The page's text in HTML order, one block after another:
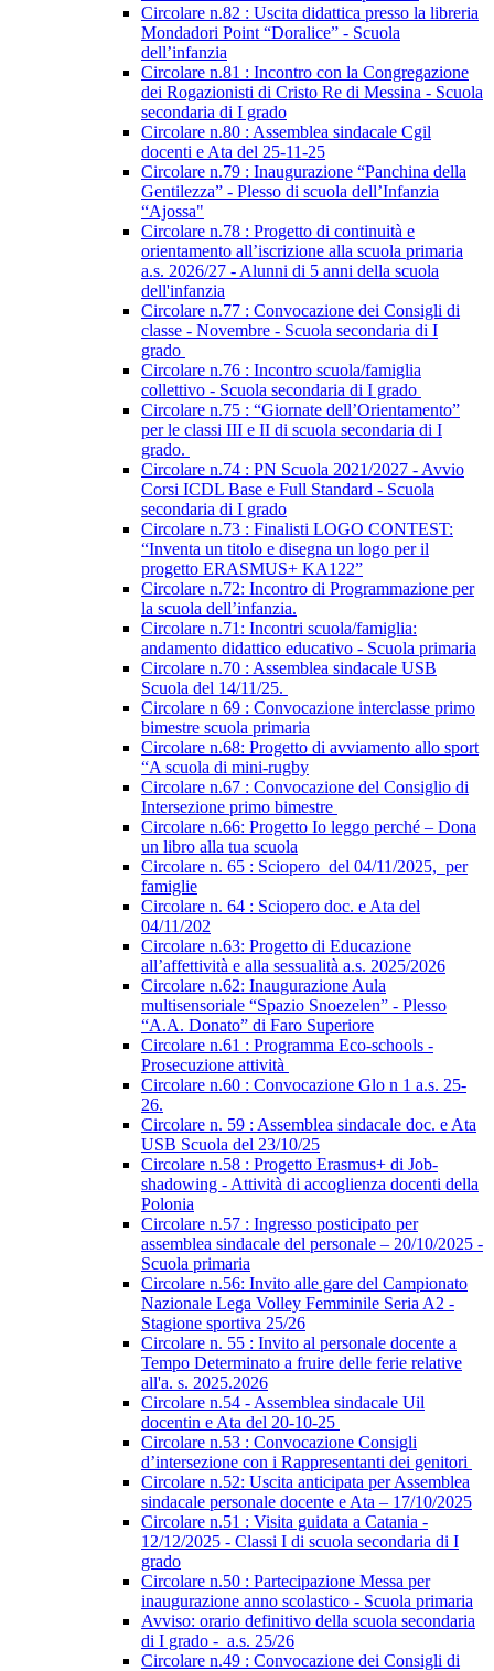
Circolare n.82 : Uscita didattica presso la libreria
Mondadori Point “Doralice” - Scuola
dell’infanzia
Circolare n.81 : Incontro con la Congregazione
dei Rogazionisti di Cristo Re di Messina - Scuola
secondaria di I grado
Circolare n.80 : Assemblea sindacale Cgil
docenti e Ata del 25-11-25
Circolare n.79 : Inaugurazione “Panchina della
Gentilezza” - Plesso di scuola dell’Infanzia
“Ajossa"
Circolare n.78 : Progetto di continuità e
orientamento all’iscrizione alla scuola primaria
a.s. 2026/27 - Alunni di 5 anni della scuola
dell'infanzia
Circolare n.77 : Convocazione dei Consigli di
classe - Novembre - Scuola secondaria di I
grado
Circolare n.76 : Incontro scuola/famiglia
collettivo - Scuola secondaria di I grado
Circolare n.75 : “Giornate dell’Orientamento”
per le classi III e II di scuola secondaria di I
grado.
Circolare n.74 : PN Scuola 2021/2027 - Avvio
Corsi ICDL Base e Full Standard - Scuola
secondaria di I grado
Circolare n.73 : Finalisti LOGO CONTEST:
“Inventa un titolo e disegna un logo per il
progetto ERASMUS+ KA122”
Circolare n.72: Incontro di Programmazione per
la scuola dell’infanzia.
Circolare n.71: Incontri scuola/famiglia:
andamento didattico educativo - Scuola primaria
Circolare n.70 : Assemblea sindacale USB
Scuola del 14/11/25.
Circolare n 69 : Convocazione interclasse primo
bimestre scuola primaria
Circolare n.68: Progetto di avviamento allo sport
“A scuola di mini-rugby
Circolare n.67 : Convocazione del Consiglio di
Intersezione primo bimestre
Circolare n.66: Progetto Io leggo perché – Dona
un libro alla tua scuola
Circolare n. 65 : Sciopero del 04/11/2025, per
famiglie
Circolare n. 64 : Sciopero doc. e Ata del
04/11/202
Circolare n.63: Progetto di Educazione
all’affettività e alla sessualità a.s. 2025/2026
Circolare n.62: Inaugurazione Aula
multisensoriale “Spazio Snoezelen” - Plesso
“A.A. Donato” di Faro Superiore
Circolare n.61 : Programma Eco-schools -
Prosecuzione attività
Circolare n.60 : Convocazione Glo n 1 a.s. 25-
26.
Circolare n. 59 : Assemblea sindacale doc. e Ata
USB Scuola del 23/10/25
Circolare n.58 : Progetto Erasmus+ di Job-
shadowing - Attività di accoglienza docenti della
Polonia
Circolare n.57 : Ingresso posticipato per
assemblea sindacale del personale – 20/10/2025 -
Scuola primaria
Circolare n.56: Invito alle gare del Campionato
Nazionale Lega Volley Femminile Seria A2 -
Stagione sportiva 25/26
Circolare n. 55 : Invito al personale docente a
Tempo Determinato a fruire delle ferie relative
all'a. s. 2025.2026
Circolare n.54 - Assemblea sindacale Uil
docentin e Ata del 20-10-25
Circolare n.53 : Convocazione Consigli
d’intersezione con i Rappresentanti dei genitori
Circolare n.52: Uscita anticipata per Assemblea
sindacale personale docente e Ata – 17/10/2025
Circolare n.51 : Visita guidata a Catania -
12/12/2025 - Classi I di scuola secondaria di I
grado
Circolare n.50 : Partecipazione Messa per
inaugurazione anno scolastico - Scuola primaria
Avviso: orario definitivo della scuola secondaria
di I grado - a.s. 25/26
Circolare n.49 : Convocazione dei Consigli di